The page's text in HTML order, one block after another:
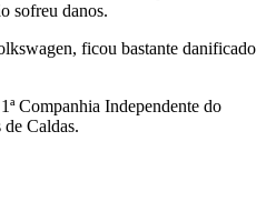
sofreu danos.
ficou bastante danificado
Companhia Independente do
Caldas.